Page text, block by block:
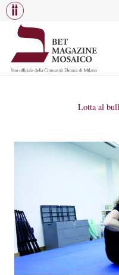
Lotta al